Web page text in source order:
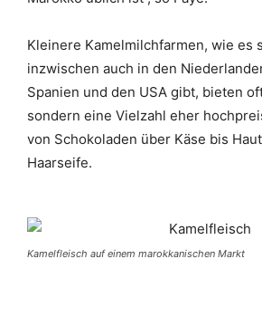
Kleinere Kamelmilchfarmen, wie es
inzwischen auch in den
Spanien und den USA gibt, bieten
sondern eine Vielzahl eher
von Schokoladen über Käse bis
Haarseife.
Kamelfleisch auf einem marokkanischen Markt